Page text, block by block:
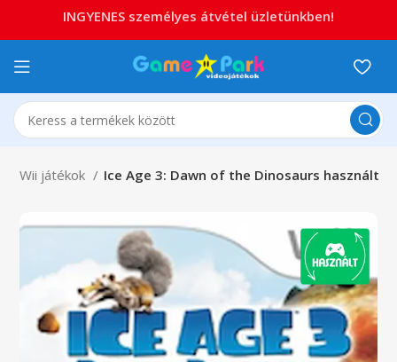
Wii játékok Ice Age 3: Dawn of the Dinosaurs használt
INGYENES személyes átvétel üzletünkben!